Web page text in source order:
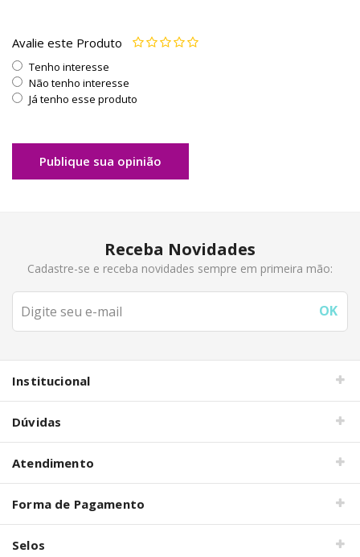
Avalie este Produto
Tenho interesse
Não tenho interesse
Já tenho esse produto
Publique sua opinião
Receba Novidades
Cadastre-se e receba novidades sempre em primeira mão:
Institucional
Dúvidas
Atendimento
Forma de Pagamento
Selos